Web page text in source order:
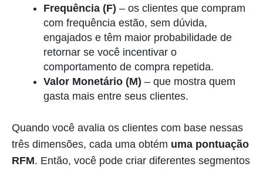
Frequência (F) – os clientes que compram
com frequência estão, sem dúvida,
engajados e têm maior probabilidade de
retornar se você incentivar o
comportamento de compra repetida.
Valor Monetário (M) – que mostra quem
gasta mais entre seus clientes.
Quando você avalia os clientes com base nessas
três dimensões, cada uma obtém uma pontuação
RFM. Então, você pode criar diferentes segmentos